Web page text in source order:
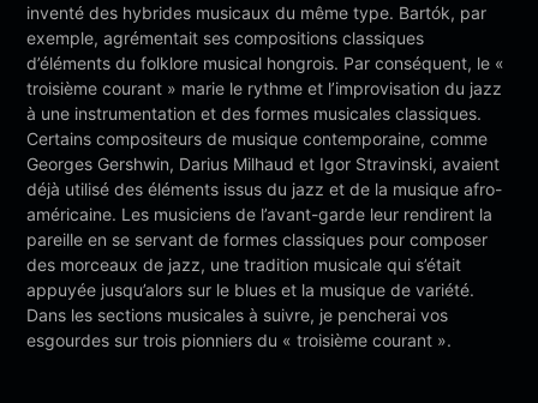
inventé des hybrides musicaux du même type. Bartók, par
exemple, agrémentait ses compositions classiques
d’éléments du folklore musical hongrois. Par conséquent, le «
troisième courant » marie le rythme et l’improvisation du jazz
à une instrumentation et des formes musicales classiques.
Certains compositeurs de musique contemporaine, comme
Georges Gershwin, Darius Milhaud et Igor Stravinski, avaient
déjà utilisé des éléments issus du jazz et de la musique afro-
américaine. Les musiciens de l’avant-garde leur rendirent la
pareille en se servant de formes classiques pour composer
des morceaux de jazz, une tradition musicale qui s’était
appuyée jusqu’alors sur le blues et la musique de variété.
Dans les sections musicales à suivre, je pencherai vos
esgourdes sur trois pionniers du « troisième courant ».